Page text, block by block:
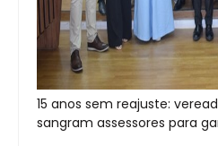
15 anos sem reajuste:
sangram assessores para